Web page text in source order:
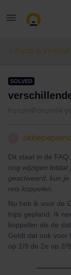
Eurail &
SOLVED
Forum|Forum|4
Dit staat in de
nog wijzigen totdat
geactiveerd, kun
reis koppelen
Nu heb ik voor de
trips gepland. Ik
koppelen als de
Geldt dat ook voor
op 1/9 de 2e op 2/